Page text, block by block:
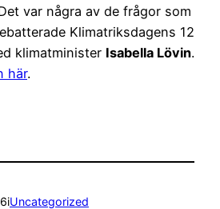
var några av de frågor som
Klimatriksdagens 12
klimatminister Isabella Lövin.
här.
iUncategorized